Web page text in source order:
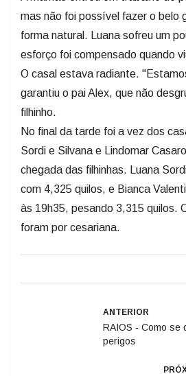
mas não foi possível fazer o belo
forma natural. Luana sofreu um
esforço foi compensado quando
O casal estava radiante.
garantiu o pai Alex, que não
filhinho.
No final da tarde foi a vez dos
Sordi e Silvana e Lindomar
chegada das filhinhas. Luana
com 4,325 quilos, e Bianca
às 19h35, pesando 3,315 quilos.
foram por cesariana.
ANTERIOR
RAIOS - Como se
perigos